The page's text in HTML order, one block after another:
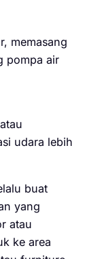
memasang
pompa air
udara lebih
buat
yang
atau
ke area